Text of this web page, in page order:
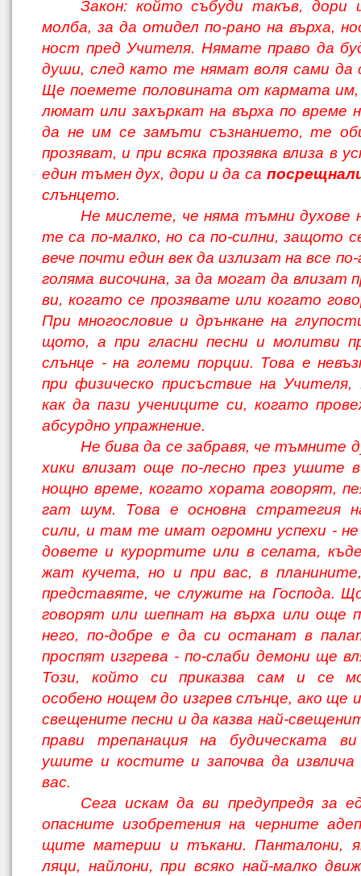
Закон: който събуди такъв, дори
молба, за да отидел по-рано на върха,
ност пред Учителя. Нямате право да
души, след като те нямат воля сами да
Ще поемете половината от кармата
люмат или захъркат на върха по време
да не им се замъти съзнанието, те
прозяват, и при всяка прозявка влиза в
един тъмен дух, дори и да са
слънцето.
Не мислете, че няма тъмни духове
те са по-малко, но са по-силни, защото
вече почти един век да излизат на все
голяма височина, за да могат да влизат
ви, когато се прозявате или когато
При многословие и дрънкане на
щото, а при гласни песни и молитви
слънце - на големи порции. Това е
при физическо присъствие на Учителя,
как да пази учениците си, когато
абсурдно упражнение.
Не бива да се забравя, че тъмните
хики влизат още по-лесно през ушите
нощно време, когато хората говорят,
гат шум. Това е основна стратегия
сили, и там те имат огромни успехи -
довете и курортите или в селата,
жат кучета, но и при вас, в
представяте, че служите на Господа.
говорят или шепнат на върха или още
него, по-добре е да си останат в
проспят изгрева - по-слаби демони ще
Този, който си приказва сам и се
особено нощем до изгрев слънце, ако ще
свеще­ните песни и да казва най-
прави трепанация на будическата
ушите и костите и започва да извлича
вас.
Сега искам да ви предупредя за
опасните изобретения на черните
щите материи и тъкани. Панталони,
ляци, найлони, при всяко най-малко